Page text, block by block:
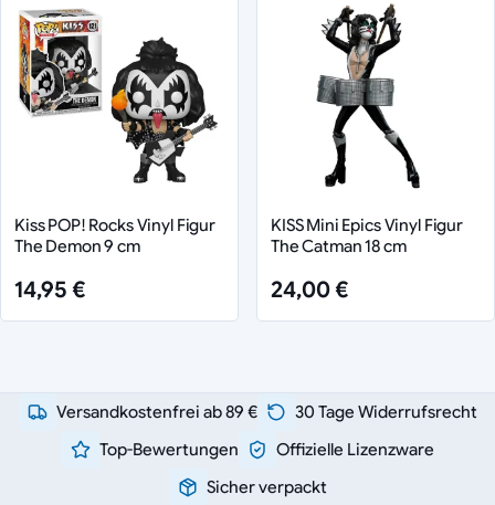
Kiss POP! Rocks Vinyl Figur
The Demon 9 cm
14,95 €
KISS Mini Epics Vinyl Figur
The Catman 18 cm
24,00 €
Versandkostenfrei ab 89 €
30 Tage Widerrufsrecht
Top-Bewertungen
Offizielle Lizenzware
Sicher verpackt